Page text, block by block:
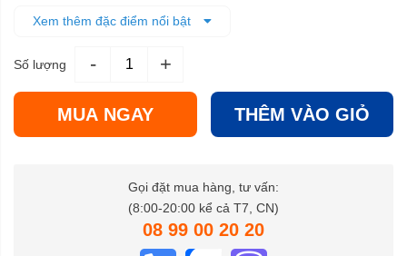
Xem thêm đặc điểm nổi bật
Số lượng - +
MUA NGAY THÊM VÀO GIỎ
Gọi đặt mua hàng, tư vấn:
(8:00-20:00 kể cả T7, CN)
08 99 00 20 20